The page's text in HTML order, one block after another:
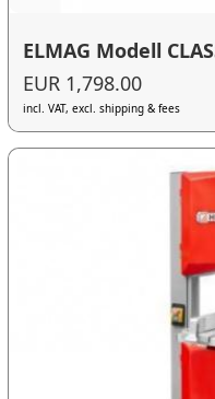
ELMAG Modell
EUR 1,798.00
incl. VAT, excl. shipping & fees